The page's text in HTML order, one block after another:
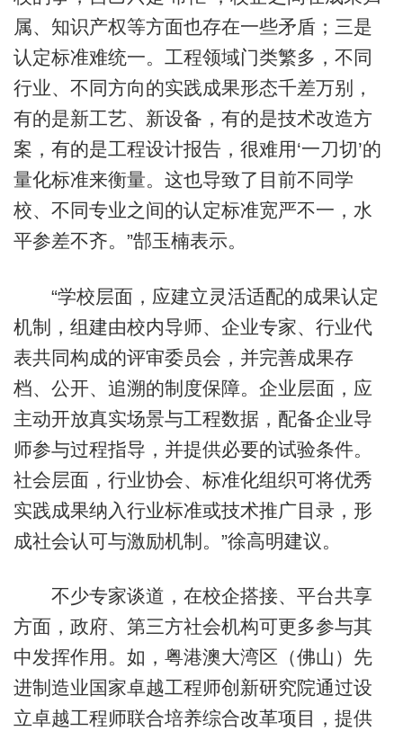
属、知识产权等方面也存在一些矛盾；三是
认定标准难统一。工程领域门类繁多，不同
行业、不同方向的实践成果形态千差万别，
有的是新工艺、新设备，有的是技术改造方
案，有的是工程设计报告，很难用‘一刀切’的
量化标准来衡量。这也导致了目前不同学
校、不同专业之间的认定标准宽严不一，水
平参差不齐。”郜玉楠表示。
“学校层面，应建立灵活适配的成果认定
机制，组建由校内导师、企业专家、行业代
表共同构成的评审委员会，并完善成果存
档、公开、追溯的制度保障。企业层面，应
主动开放真实场景与工程数据，配备企业导
师参与过程指导，并提供必要的试验条件。
社会层面，行业协会、标准化组织可将优秀
实践成果纳入行业标准或技术推广目录，形
成社会认可与激励机制。”徐高明建议。
不少专家谈道，在校企搭接、平台共享
方面，政府、第三方社会机构可更多参与其
中发挥作用。如，粤港澳大湾区（佛山）先
进制造业国家卓越工程师创新研究院通过设
立卓越工程师联合培养综合改革项目，提供